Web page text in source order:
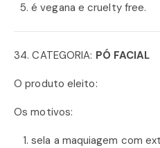
é vegana e cruelty free.
34. CATEGORIA: PÓ FACIAL
O produto eleito:
Os motivos:
sela a maquiagem com